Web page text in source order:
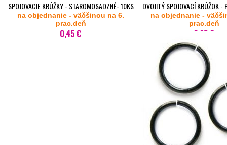
SPOJOVACIE KRÚŽKY - STAROMOSADZNÉ- 10KS
na objednanie - väčšinou na 6.
prac.deň
0,45 €
DVOJITÝ SPOJOVACÍ KRÚŽOK -
STAROMEDENÁ -
na objednanie -
prac.deň
0,65 €